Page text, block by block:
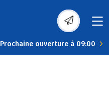
Prochaine ouverture à 09:00